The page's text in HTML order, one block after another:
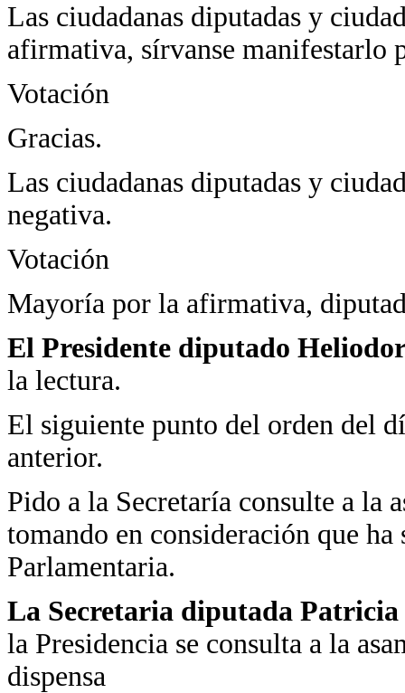
Las ciudadanas diputadas y
afirmativa, sírvanse manifestarlo
Votación
Gracias.
Las ciudadanas diputadas y
negativa.
Votación
Mayoría por la afirmativa,
El Presidente diputado
la lectura.
El siguiente punto del orden del
anterior.
Pido a la Secretaría consulte a la
tomando en consideración que
Parlamentaria.
La Secretaria diputada
la Presidencia se consulta a la
dispensa